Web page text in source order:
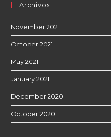
Archivos
November 2021
October 2021
May 2021
January 2021
December 2020
October 2020